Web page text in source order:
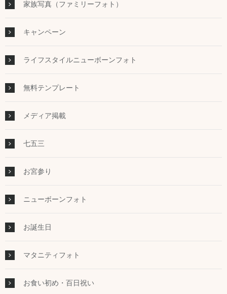
家族写真（ファミリーフォト）
キャンペーン
ライフスタイルニューボーンフォト
無料テンプレート
メディア掲載
七五三
お宮参り
ニューボーンフォト
お誕生日
マタニティフォト
お食い初め・百日祝い